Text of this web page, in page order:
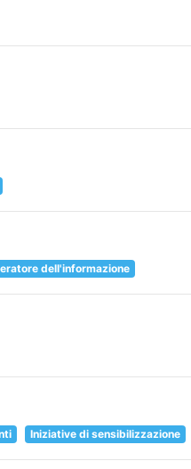
dell'informazione
Iniziative di sensibilizzazione